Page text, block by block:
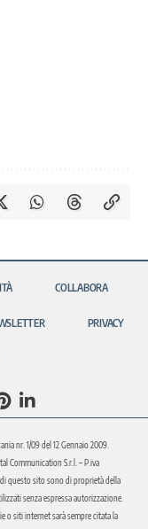
COLLABORA
PRIVACY
nr. 1/09 del 12 Gennaio 2009.
Communication S.r.l. – P.iva
questo sito sono di proprietà della
senza espressa autorizzazione.
o siti internet sarà sempre citata la